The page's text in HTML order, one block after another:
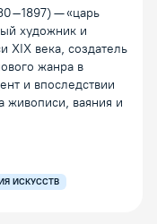
— «царь
художник и
XIX века, создатель
жанра в
и впоследствии
живописи, ваяния и
ИСКУССТВ